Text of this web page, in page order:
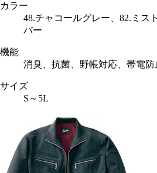
カラー
48.チャコールグレー、82.ミス
バー
機能
消臭、抗菌、野帳対応、帯電防
サイズ
S～5L